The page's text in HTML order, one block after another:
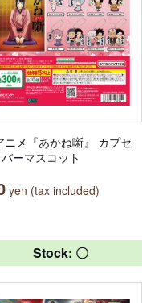
ニメ『あかね噺』 カプセ
ーマスコット
yen (tax included)
Stock: 〇